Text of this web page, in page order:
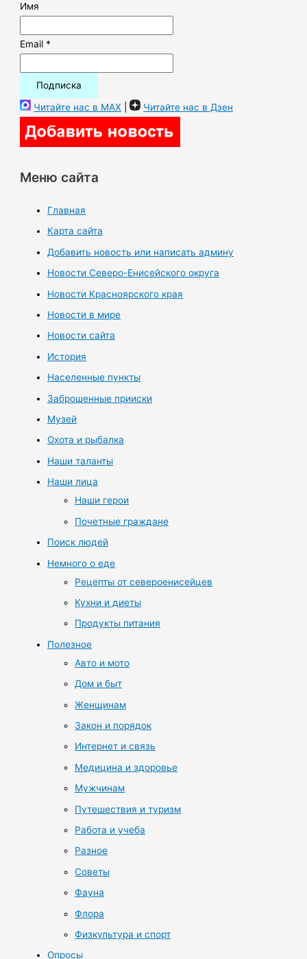
Имя
Email *
Читайте нас в MAX | Читайте нас в Дзен
Меню сайта
Главная
Карта сайта
Добавить новость или написать админу
Новости Северо-Енисейского округа
Новости Красноярского края
Новости в мире
Новости сайта
История
Населенные пункты
Заброшенные прииски
Музей
Охота и рыбалка
Наши таланты
Наши лица
Наши герои
Почетные граждане
Поиск людей
Немного о еде
Рецепты от североенисейцев
Кухни и диеты
Продукты питания
Полезное
Авто и мото
Дом и быт
Женщинам
Закон и порядок
Интернет и связь
Медицина и здоровье
Мужчинам
Путешествия и туризм
Работа и учеба
Разное
Советы
Фауна
Флора
Физкультура и спорт
Опросы